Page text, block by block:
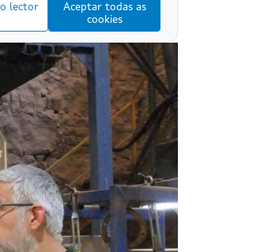
lector
Aceptar todas as
cookies